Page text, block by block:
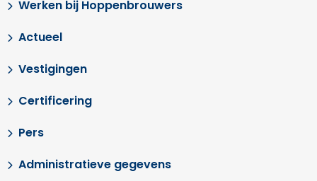
Werken bij Hoppenbrouwers
Actueel
Vestigingen
Certificering
Pers
Administratieve gegevens